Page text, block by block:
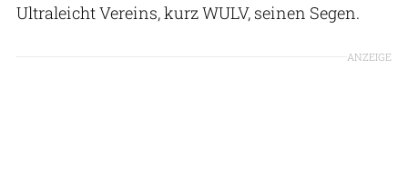
Ultraleicht Vereins, kurz WULV, seinen Segen.
ANZEIGE